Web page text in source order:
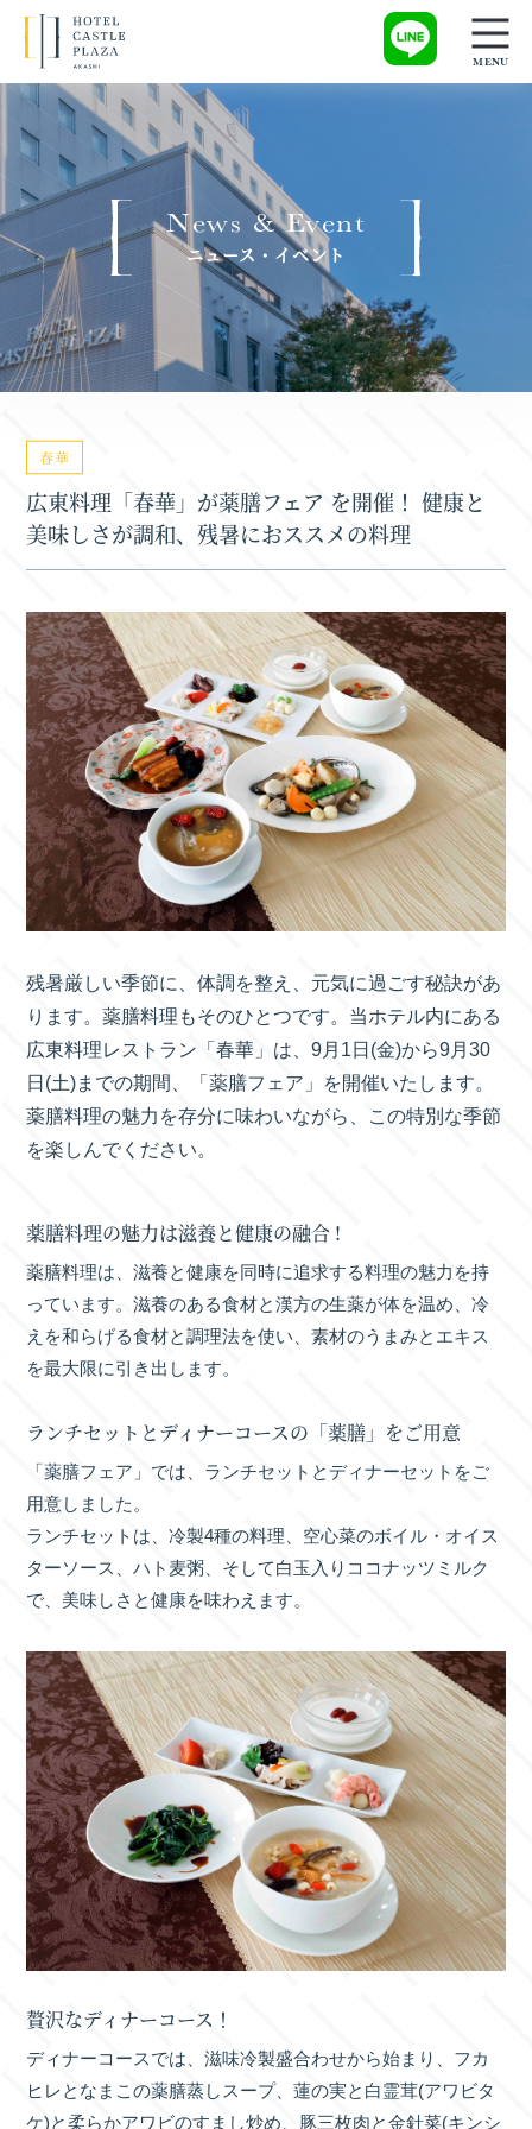
News & Event
ニュース・イベント
春華
広東料理「春華」が薬膳フェア を開催！ 健康と
美味しさが調和、残暑におススメの料理
残暑厳しい季節に、体調を整え、元気に過ごす秘訣があ
ります。薬膳料理もそのひとつです。当ホテル内にある
広東料理レストラン「春華」は、9月1日(金)から9月30
日(土)までの期間、「薬膳フェア」を開催いたします。
薬膳料理の魅力を存分に味わいながら、この特別な季節
を楽しんでください。
薬膳料理の魅力は滋養と健康の融合 !
薬膳料理は、滋養と健康を同時に追求する料理の魅力を持
っています。滋養のある食材と漢方の生薬が体を温め、冷
えを和らげる食材と調理法を使い、素材のうまみとエキス
を最大限に引き出します。
ランチセットとディナーコースの「薬膳」をご用意
「薬膳フェア」では、ランチセットとディナーセットをご
用意しました。
ランチセットは、冷製4種の料理、空心菜のボイル・オイス
ターソース、ハト麦粥、そして白玉入りココナッツミルク
で、美味しさと健康を味わえます。
贅沢なディナーコース！
ディナーコースでは、滋味冷製盛合わせから始まり、フカ
ヒレとなまこの薬膳蒸しスープ、蓮の実と白霊茸(アワビタ
ケ)と柔らかアワビのすまし炒め、豚三枚肉と金針菜(キンシ